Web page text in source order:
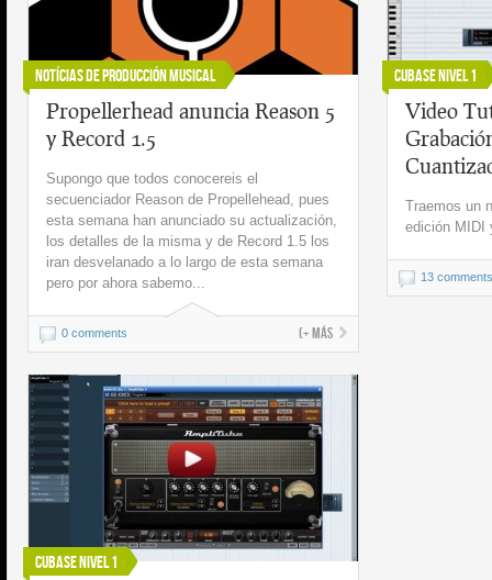
Notícias de Producción Musical
Propellerhead anuncia Reason 5
y Record 1.5
Supongo que todos conocereis el
secuenciador Reason de Propellehead, pues
esta semana han anunciado su actualización,
los detalles de la misma y de Record 1.5 los
iran desvelanado a lo largo de esta semana
pero por ahora sabemo...
0 comments (+ más
Cubase Nivel 1
Video
Traemos un
edición MIDI
13 comments
Cubase Nivel 1